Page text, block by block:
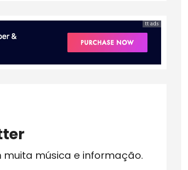
tt ads
música e informação.